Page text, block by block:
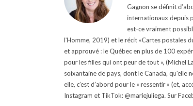
Gagnon se définit
internationaux depuis
est-ce vraiment
l'Homme, 2019) et le récit «Cartes postales
et approuvé : le Québec en plus de 100
pour les filles qui ont peur de tout », (Michel
soixantaine de pays, dont le Canada, qu'elle
elle, c’est d’abord pour le « ressentir » (et,
Instagram et TikTok: @mariejuliega. Sur